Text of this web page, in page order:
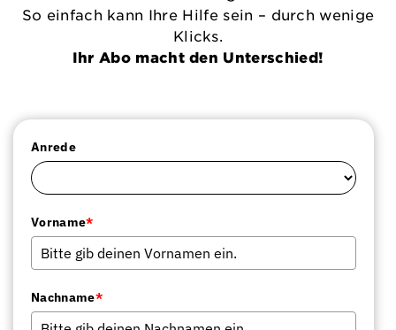
So einfach kann Ihre Hilfe sein – durch wenige
Klicks.
Ihr Abo macht den Unterschied!
Search
Anrede
Vorname*
Nachname*